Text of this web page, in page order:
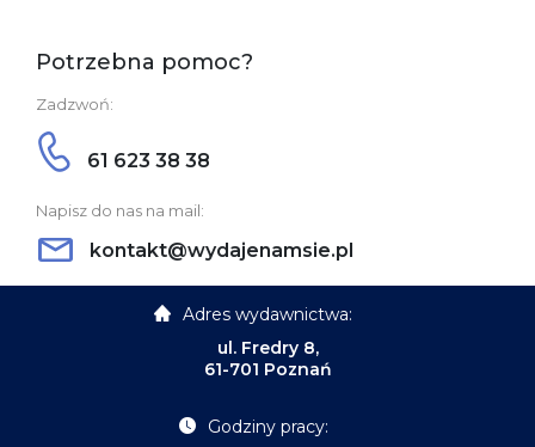
Potrzebna pomoc?
Zadzwoń:
61 623 38 38
Napisz do nas na mail:
kontakt@wydajenamsie.pl
Adres wydawnictwa:
ul. Fredry 8,
61-701 Poznań
Godziny pracy: